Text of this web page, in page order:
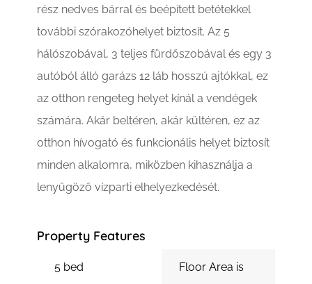
rész nedves bárral és beépített betétekkel
további szórakozóhelyet biztosít. Az 5
hálószobával, 3 teljes fürdőszobával és egy 3
autóból álló garázs 12 láb hosszú ajtókkal, ez
az otthon rengeteg helyet kínál a vendégek
számára. Akár beltéren, akár kültéren, ez az
otthon hívogató és funkcionális helyet biztosít
minden alkalomra, miközben kihasználja a
lenyűgöző vízparti elhelyezkedését.
Property Features
5 bed Floor Area is